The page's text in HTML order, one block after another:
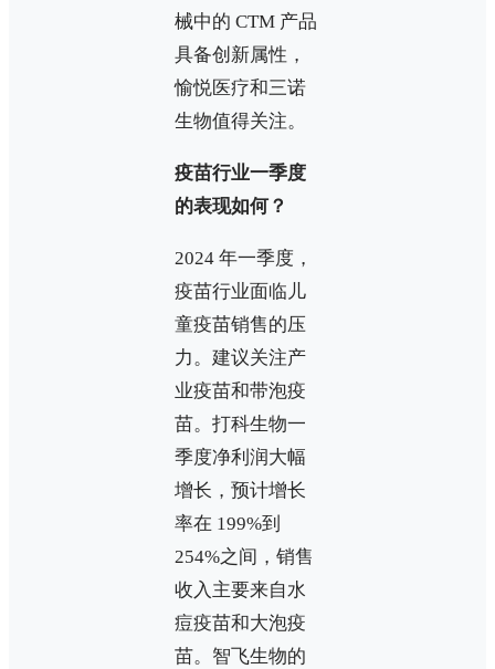
械中的 CTM 产品
具备创新属性，
愉悦医疗和三诺
生物值得关注。
疫苗行业一季度
的表现如何？
2024 年一季度，
疫苗行业面临儿
童疫苗销售的压
力。建议关注产
业疫苗和带泡疫
苗。打科生物一
季度净利润大幅
增长，预计增长
率在 199%到
254%之间，销售
收入主要来自水
痘疫苗和大泡疫
苗。智飞生物的